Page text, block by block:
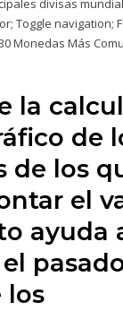
divisas
Toggle navigation;
Monedas Más
la
de
de los
el
ayuda
los